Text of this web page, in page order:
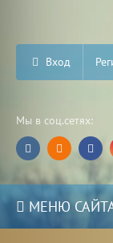
Вход
Мы в соц.сетях:
МЕНЮ